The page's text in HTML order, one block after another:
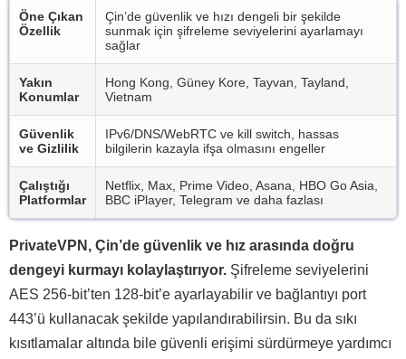
Öne Çıkan
Özellik
Çin’de güvenlik ve hızı dengeli bir şekilde
sunmak için şifreleme seviyelerini ayarlamayı
sağlar
Yakın
Konumlar
Hong Kong, Güney Kore, Tayvan, Tayland,
Vietnam
Güvenlik
ve Gizlilik
IPv6/DNS/WebRTC ve kill switch, hassas
bilgilerin kazayla ifşa olmasını engeller
Çalıştığı
Platformlar
Netflix, Max, Prime Video, Asana, HBO Go Asia,
BBC iPlayer, Telegram ve daha fazlası
PrivateVPN, Çin’de güvenlik ve hız arasında doğru
dengeyi kurmayı kolaylaştırıyor. Şifreleme seviyelerini
AES 256-bit’ten 128-bit’e ayarlayabilir ve bağlantıyı port
443’ü kullanacak şekilde yapılandırabilirsin. Bu da sıkı
kısıtlamalar altında bile güvenli erişimi sürdürmeye yardımcı